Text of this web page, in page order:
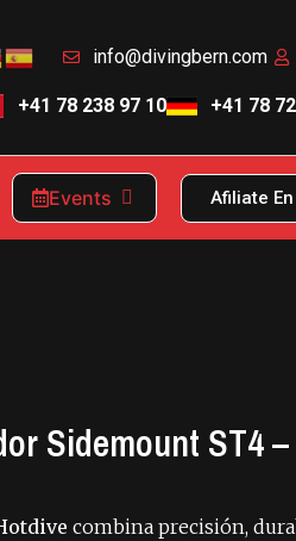
info@divingbern.com
+41 78 238 97 10 +41 78
Events Afiliate
Sidemount ST4
combina precisión,